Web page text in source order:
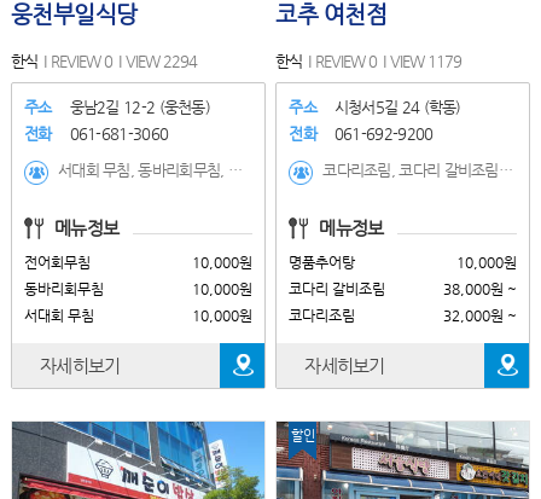
웅천부일식당
한식 REVIEW 0 VIEW 2294
주소
웅남2길 12-2 (웅천동)
전화
061-681-3060
서대회 무침, 동바리회무침, 전어회무침, 갈치구이, 고등어구이, 전어구이, 삼겹살(160g), 제육볶음, 갈치조림
메뉴정보
전어회무침
10,000원
동바리회무침
10,000원
서대회 무침
10,000원
자세히보기
코추 여천점
한식 REVIEW 0 VIEW 1179
주소
시청서5길 24 (학동)
전화
061-692-9200
코다리조림, 코다리 갈비조림, 명품추어탕, 얼큰추어탕, 코다리조림+가마솥밥(점심특선), 전복+새우장 + 가마솥밥(점심특선), 전복 + 새우장
메뉴정보
명품추어탕
10,000원
코다리 갈비조림
38,000원 ~
코다리조림
32,000원 ~
자세히보기
할인